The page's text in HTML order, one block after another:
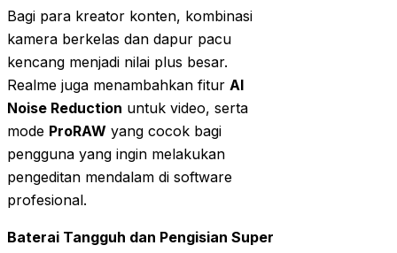
Bagi para kreator konten, kombinasi
kamera berkelas dan dapur pacu
kencang menjadi nilai plus besar.
Realme juga menambahkan fitur AI
Noise Reduction untuk video, serta
mode ProRAW yang cocok bagi
pengguna yang ingin melakukan
pengeditan mendalam di software
profesional.
Baterai Tangguh dan Pengisian Super